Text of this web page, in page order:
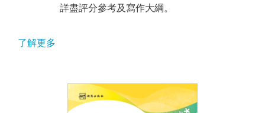
詳盡評分參考及寫作大綱。
了解更多